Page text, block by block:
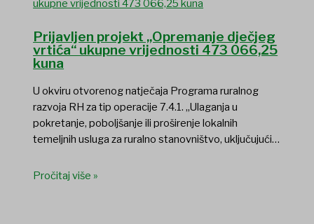
Prijavljen projekt „Opremanje dječjeg
vrtića“ ukupne vrijednosti 473 066,25
kuna
U okviru otvorenog natječaja Programa ruralnog
razvoja RH za tip operacije 7.4.1. „Ulaganja u
pokretanje, poboljšanje ili proširenje lokalnih
temeljnih usluga za ruralno stanovništvo, uključujući…
Pročitaj više »